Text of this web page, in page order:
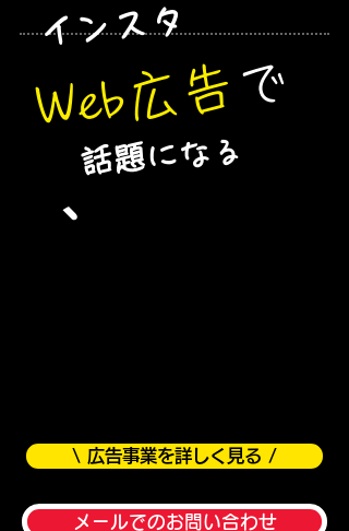
​インスタ​
​
Web広告 で
​話題になる
\ 広告事業を詳しく見る /
メールでのお問い合わせ